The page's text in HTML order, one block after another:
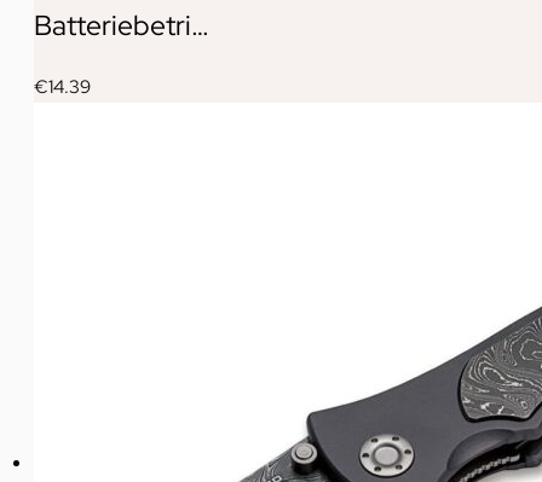
Batteriebetri…
€14.39